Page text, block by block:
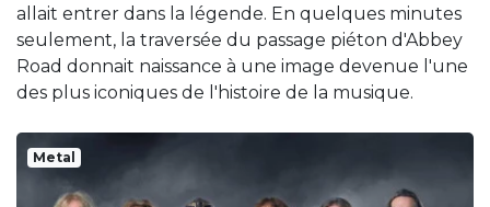
allait entrer dans la légende. En quelques minutes
seulement, la traversée du passage piéton d'Abbey
Road donnait naissance à une image devenue l'une
des plus iconiques de l'histoire de la musique.
Metal